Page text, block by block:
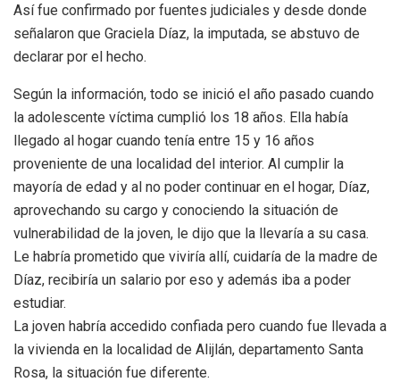
Así fue confirmado por fuentes judiciales y desde donde
señalaron que Graciela Díaz, la imputada, se abstuvo de
declarar por el hecho.
Según la información, todo se inició el año pasado cuando
la adolescente víctima cumplió los 18 años. Ella había
llegado al hogar cuando tenía entre 15 y 16 años
proveniente de una localidad del interior. Al cumplir la
mayoría de edad y al no poder continuar en el hogar, Díaz,
aprovechando su cargo y conociendo la situación de
vulnerabilidad de la joven, le dijo que la llevaría a su casa.
Le habría prometido que viviría allí, cuidaría de la madre de
Díaz, recibiría un salario por eso y además iba a poder
estudiar.
La joven habría accedido confiada pero cuando fue llevada a
la vivienda en la localidad de Alijlán, departamento Santa
Rosa, la situación fue diferente.